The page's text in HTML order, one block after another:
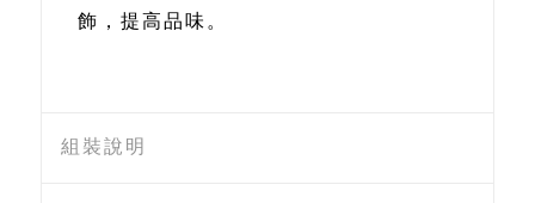
飾，提高品味。
組裝說明